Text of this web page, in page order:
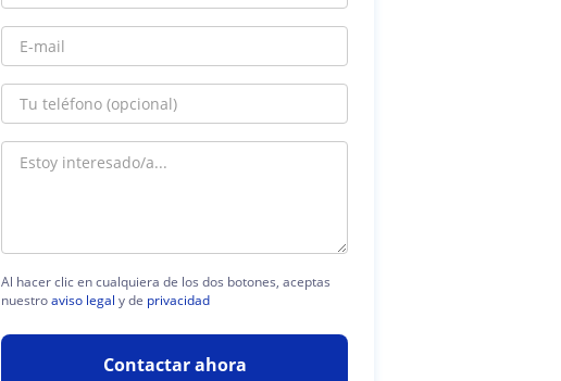
Al hacer clic en cualquiera de los dos botones, aceptas
nuestroaviso legal y de privacidad
Contactar ahora